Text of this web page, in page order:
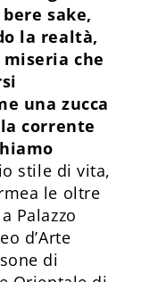
sake,
la realtà,
che
una zucca
corrente
stile di vita,
le oltre
Palazzo
d’Arte
di